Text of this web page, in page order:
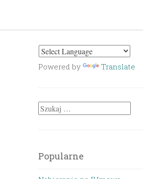
Powered by Translate
Szukaj:
Popularne